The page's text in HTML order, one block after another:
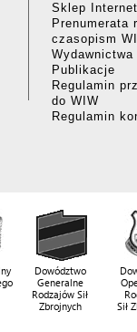
Sklep
Prenumerata
czasopism
Publikacje
Regulamin
do WIW
Regulamin
Dowództwo
Generalne
Rodzajów Sił
Zbrojnych
Sił